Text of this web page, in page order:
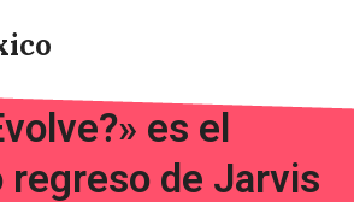
es el
regreso de Jarvis